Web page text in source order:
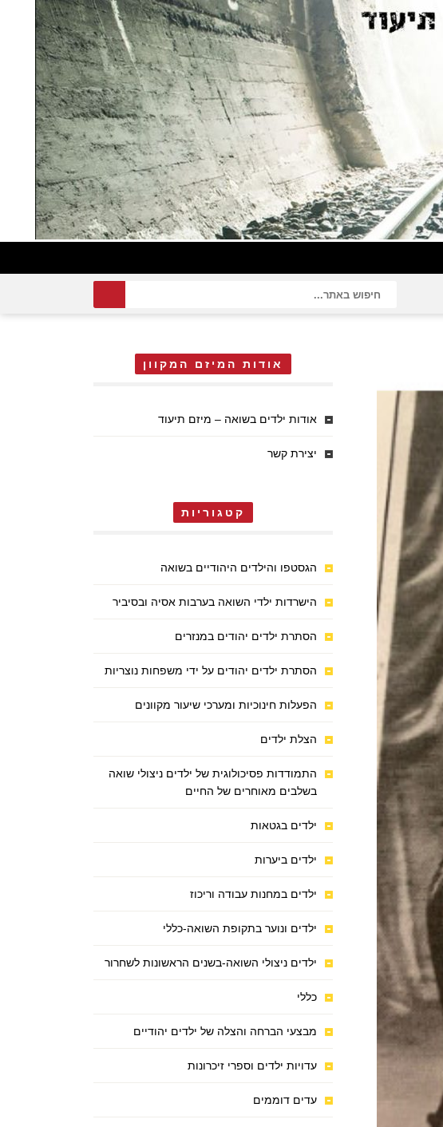
אודות המיזם המקוון
אודות ילדים בשואה – מיזם תיעוד
יצירת קשר
קטגוריות
הגסטפו והילדים היהודיים בשואה
הישרדות ילדי השואה בערבות אסיה ובסיביר
הסתרת ילדים יהודים במנזרים
הסתרת ילדים יהודים על ידי משפחות נוצריות
הפעלות חינוכיות ומערכי שיעור מקוונים
הצלת ילדים
התמודדות פסיכולוגית של ילדים ניצולי שואה
בשלבים מאוחרים של החיים
ילדים בגטאות
ילדים ביערות
ילדים במחנות עבודה וריכוז
ילדים ונוער בתקופת השואה-כללי
ילדים ניצולי השואה-בשנים הראשונות לשחרור
כללי
מבצעי הברחה והצלה של ילדים יהודיים
עדויות ילדים וספרי זיכרונות
עדים דוממים